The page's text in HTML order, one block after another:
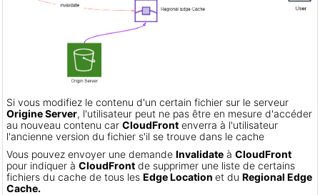
Si vous modifiez le contenu d'un certain fichier sur le serveur
Origine Server, l'utilisateur peut ne pas être en mesure d'accéder
au nouveau contenu car CloudFront enverra à l'utilisateur
l'ancienne version du fichier s'il se trouve dans le cache
Vous pouvez envoyer une demande Invalidate à CloudFront
pour indiquer à CloudFront de supprimer une liste de certains
fichiers du cache de tous les Edge Location et du Regional Edge
Cache.